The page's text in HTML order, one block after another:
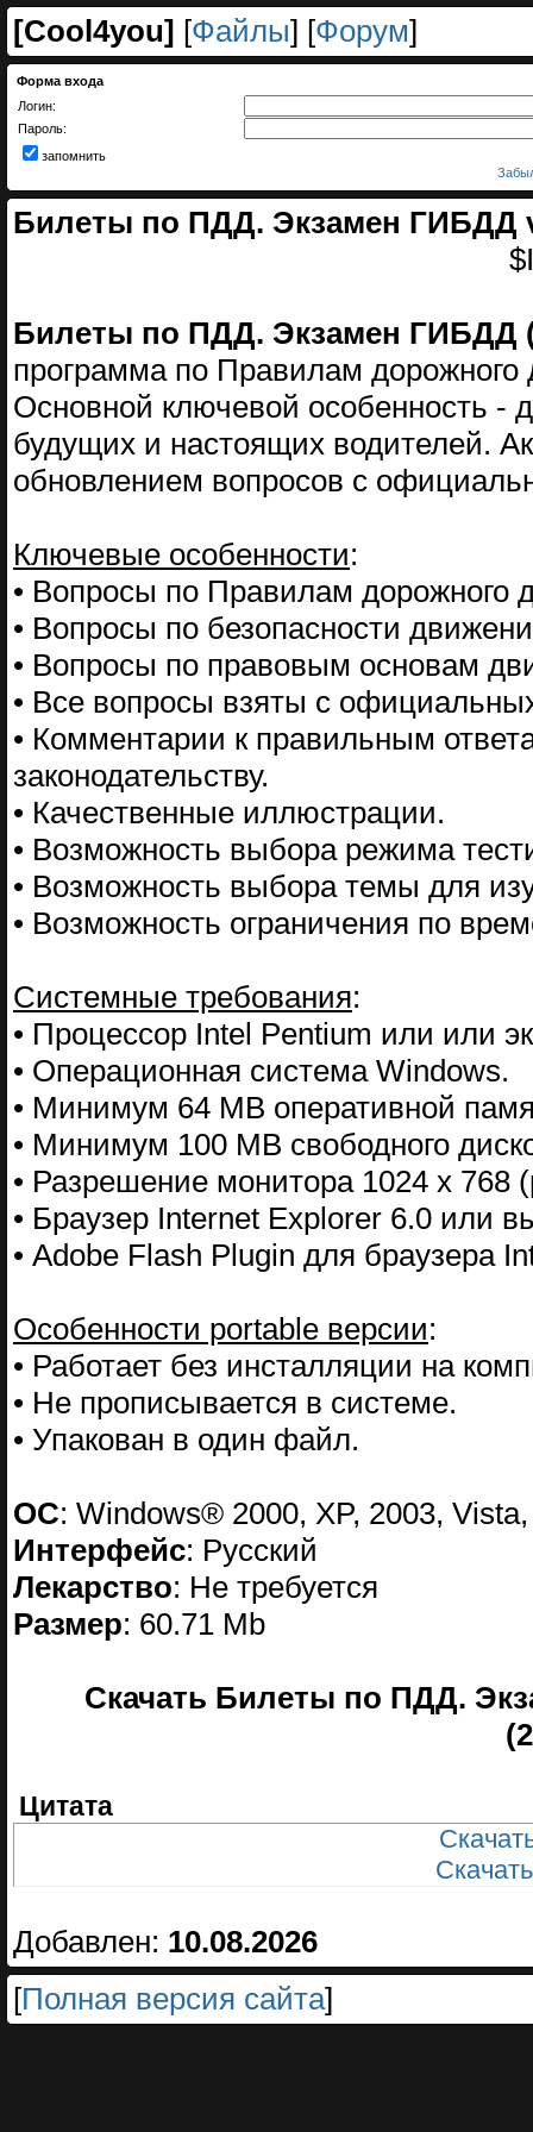
[Cool4you] [Файлы] [Форум]
Форма входа
Логин:
Пароль:
запомнить
Билеты по ПДД. Экзамен ГИБДД
Билеты по ПДД. Экзамен ГИБДД
программа по Правилам
Основной ключевой особенность -
будущих и настоящих водителей.
обновлением вопросов с
Ключевые особенности:
• Вопросы по Правилам дорожного
• Вопросы по безопасности
• Вопросы по правовым основам
• Все вопросы взяты с
• Комментарии к правильным
законодательству.
• Качественные иллюстрации.
• Возможность выбора режима
• Возможность выбора темы для
• Возможность ограничения по
Системные требования:
• Процессор Intel Pentium или или
• Операционная система Windows.
• Минимум 64 MB оперативной
• Минимум 100 MB свободного
• Разрешение монитора 1024 x 768
• Браузер Internet Explorer 6.0 или
• Adobe Flash Plugin для браузера
Особенности portable версии:
• Работает без инсталляции на
• Не прописывается в системе.
• Упакован в один файл.
ОС: Windows® 2000, XP, 2003,
Интерфейс: Русский
Лекарство: Не требуется
Размер: 60.71 Mb
Скачать Билеты по ПДД.
Цитата
Добавлен: 10.08.2026
[Полная версия сайта]